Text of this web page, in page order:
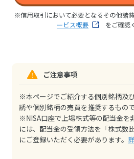
※信用取引において必要となるその他諸
ービス概要
をご確認
ご注意事項
※本ページでご紹介する個別銘柄及
誘や個別銘柄の売買を推奨するもの
※NISA口座で上場株式等の配当金を
には、配当金の受領方法を「株式数
にご登録いただく必要があります。